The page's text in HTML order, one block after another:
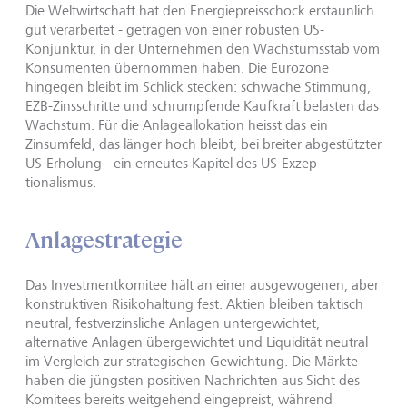
Die Weltwirtschaft hat den Energiepreisschock erstaunlich
gut verarbeitet - getragen von einer robusten US-
Konjunktur, in der Unternehmen den Wachstumsstab vom
Konsumenten übernommen haben. Die Eurozone
hingegen bleibt im Schlick stecken: schwache Stimmung,
EZB-Zinsschritte und schrump­fende Kaufkraft belasten das
Wachstum. Für die Anlagealloka­tion heisst das ein
Zinsumfeld, das länger hoch bleibt, bei breiter abgestützter
US-Erholung - ein erneutes Kapitel des US-Exzep­
tionalismus.
Anlagestrategie
Das Investmentkomitee hält an einer ausgewogenen, aber
konstruktiven Risikohaltung fest. Aktien bleiben taktisch
neut­ral, festverzinsliche Anlagen untergewichtet,
alternative Anla­gen übergewichtet und Liquidität neutral
im Vergleich zur stra­tegischen Gewichtung. Die Märkte
haben die jüngsten positiven Nachrichten aus Sicht des
Komitees bereits weitgehend einge­preist, während